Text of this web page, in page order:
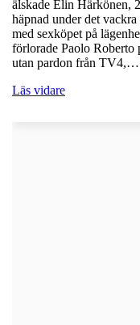
älskade Elin Härkönen,
häpnad under det
med sexköpet på
förlorade Paolo Roberto
utan pardon från TV4,…
Läs vidare